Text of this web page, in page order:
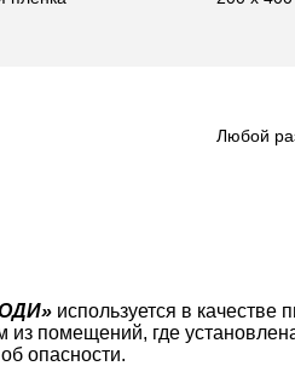
Любой
используется в
помещений, где
опасности.